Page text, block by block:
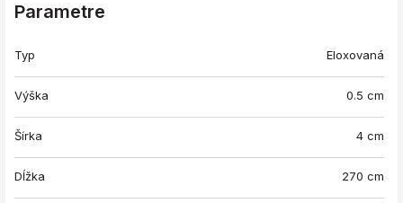
Parametre
Typ Eloxovaná
Výška 0.5 cm
Šírka 4 cm
Dĺžka 270 cm